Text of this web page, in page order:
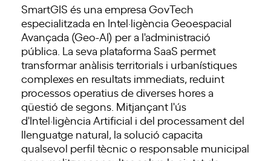
SmartGIS és una empresa GovTech
especialitzada en Intel·ligència Geoespacial
Avançada (Geo-AI) per a l'administració
pública. La seva plataforma SaaS permet
transformar anàlisis territorials i urbanístiques
complexes en resultats immediats, reduint
processos operatius de diverses hores a
qüestió de segons. Mitjançant l'ús
d'Intel·ligència Artificial i del processament del
llenguatge natural, la solució capacita
qualsevol perfil tècnic o responsable municipal